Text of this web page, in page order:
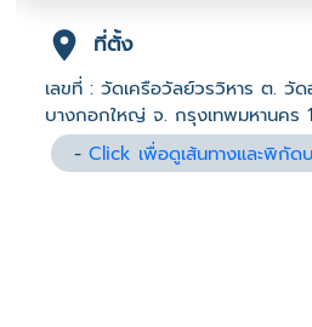
ที่ตั้ง
เลขที่ : วัดเครือวัลย์วรวิหาร ต. วั
บางกอกใหญ่ จ. กรุงเทพมหานคร
-Click เพื่อดูเส้นทางและพิกั